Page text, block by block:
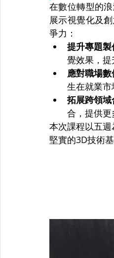
在數位轉型的
展示視覺化及
爭力：
提升專題製
覺效果，提
應對職場
生在就業市
拓展跨領
合，提供更
本次課程以五
堅實的3D技術基